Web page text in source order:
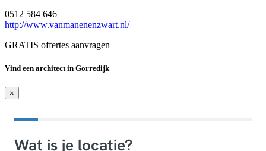
0512 584 646
http://www.vanmanenenzwart.nl/
GRATIS offertes aanvragen
Vind een architect in Gorredijk
×